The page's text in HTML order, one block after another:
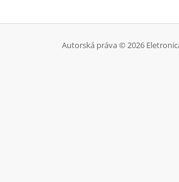
Autorská práva © 2026